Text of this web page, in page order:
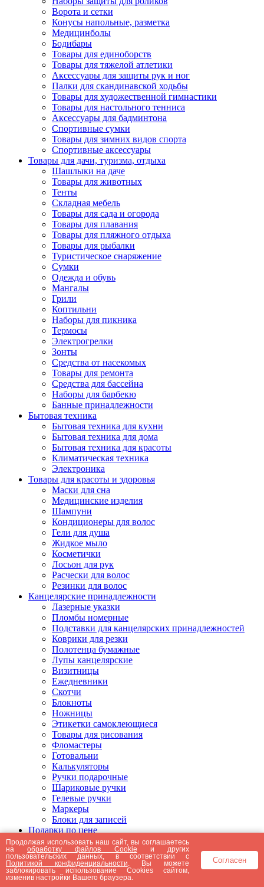
Ворота и сетки
Конусы напольные, разметка
Медицинболы
Бодибары
Товары для единоборств
Товары для тяжелой атлетики
Аксессуары для защиты рук и ног
Палки для скандинавской ходьбы
Товары для художественной гимнастики
Товары для настольного тенниса
Аксессуары для бадминтона
Спортивные сумки
Товары для зимних видов спорта
Спортивные аксессуары
Товары для дачи, туризма, отдыха
Шашлыки на даче
Товары для животных
Тенты
Складная мебель
Товары для сада и огорода
Товары для плавания
Товары для пляжного отдыха
Товары для рыбалки
Туристическое снаряжение
Сумки
Одежда и обувь
Мангалы
Грили
Коптильни
Наборы для пикника
Термосы
Электрогрелки
Зонты
Средства от насекомых
Товары для ремонта
Средства для бассейна
Наборы для барбекю
Банные принадлежности
Бытовая техника
Бытовая техника для кухни
Бытовая техника для дома
Бытовая техника для красоты
Климатическая техника
Электроника
Товары для красоты и здоровья
Маски для сна
Медицинские изделия
Шампуни
Кондиционеры для волос
Гели для душа
Жидкое мыло
Косметички
Лосьон для рук
Расчески для волос
Резинки для волос
Канцелярские принадлежности
Лазерные указки
Пломбы номерные
Подставки для канцелярских принадлежностей
Коврики для резки
Полотенца бумажные
Лупы канцелярские
Визитницы
Ежедневники
Скотчи
Блокноты
Ножницы
Этикетки самоклеющиеся
Товары для рисования
Фломастеры
Готовальни
Калькуляторы
Ручки подарочные
Шариковые ручки
Гелевые ручки
Маркеры
Блоки для записей
Подарки по цене
Подарки от 5000 рублей
Подарки до 5000 рублей
Подарки до 3000 рублей
Подарки до 2000 рублей
Подарки до 1000 рублей
Продолжая использовать наш сайт, вы соглашаетесь
наобработку файлов Cookie и других
пользовательских данных, в соответствии с
Политикой конфиденциальности . Вы можете
заблокировать использование Cookies сайтом,
изменив настройки Вашего браузера.
Согласен